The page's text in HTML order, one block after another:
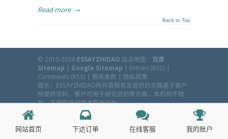
Read more →
Back to Top
网站首页 下达订单 在线客服 我的账户
© 2010-2026 ESSAYZHIDAO 站点地图： 百度
Sitemap | Google Sitemap | Entries (RSS) |
Comments (RSS) | 服务条款 | 隐私政策
提示：ESSAYZHIDAO所开展服务及提供的文稿基于客户
所提供资料，客户可用于研究目的等方面，本机构不鼓
励、不提倡任何学术欺诈行为。